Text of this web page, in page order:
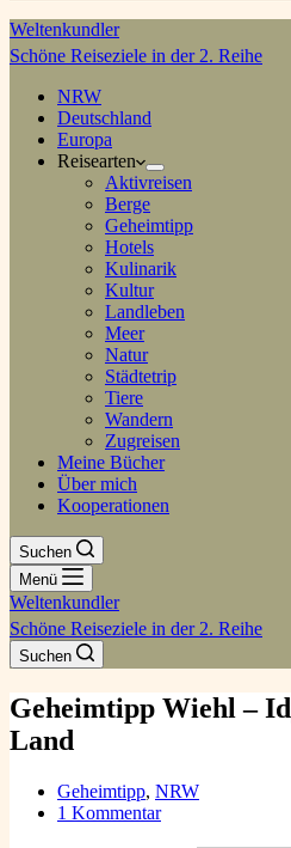
Weltenkundler
Schöne Reiseziele in der 2. Reihe
NRW
Deutschland
Europa
Reisearten
Aktivreisen
Berge
Geheimtipp
Hotels
Kulinarik
Kultur
Landleben
Meer
Natur
Städtetrip
Tiere
Wandern
Zugreisen
Meine Bücher
Über mich
Kooperationen
Suchen
Menü
Weltenkundler
Schöne Reiseziele in der 2. Reihe
Suchen
Geheimtipp Wiehl –
Land
Geheimtipp, NRW
1 Kommentar